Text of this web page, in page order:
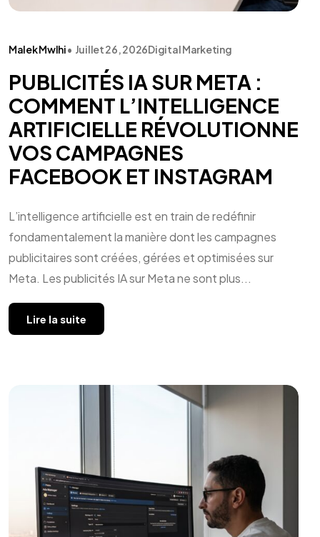
Malek Mwlhi• Juillet 26, 2026Digital Marketing
PUBLICITÉS IA SUR META :
COMMENT L’INTELLIGENCE
ARTIFICIELLE RÉVOLUTIONNE
VOS CAMPAGNES
FACEBOOK ET INSTAGRAM
L’intelligence artificielle est en train de redéfinir
fondamentalement la manière dont les campagnes
publicitaires sont créées, gérées et optimisées sur
Meta. Les publicités IA sur Meta ne sont plus...
Lire la suite